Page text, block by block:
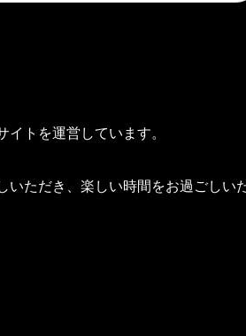
トを運営しています。
ただき、楽しい時間をお過ごしい